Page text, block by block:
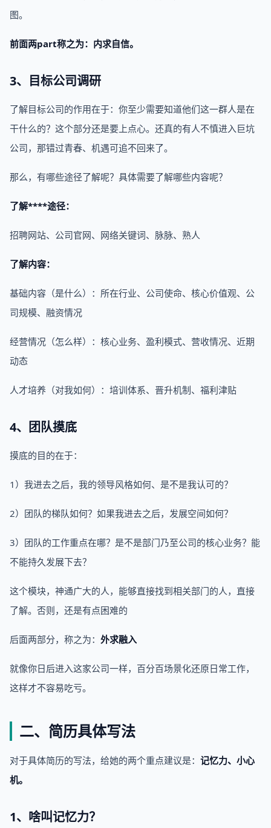
图。
前面两part称之为：内求自信。
3、目标公司调研
了解目标公司的作用在于：你至少需要知道他们这一群人是在
干什么的？这个部分还是要上点心。还真的有人不慎进入巨坑
公司，那错过青春、机遇可追不回来了。
那么，有哪些途径了解呢？具体需要了解哪些内容呢？
了解****途径：
招聘网站、公司官网、网络关键词、脉脉、熟人
了解内容：
基础内容（是什么）：所在行业、公司使命、核心价值观、公
司规模、融资情况
经营情况（怎么样）：核心业务、盈利模式、营收情况、近期
动态
人才培养（对我如何）：培训体系、晋升机制、福利津贴
4、团队摸底
摸底的目的在于：
1）我进去之后，我的领导风格如何、是不是我认可的？
2）团队的梯队如何？如果我进去之后，发展空间如何？
3）团队的工作重点在哪？是不是部门乃至公司的核心业务？能
不能持久发展下去？
这个模块，神通广大的人，能够直接找到相关部门的人，直接
了解。否则，还是有点困难的
后面两部分，称之为： 外求融入
就像你日后进入这家公司一样，百分百场景化还原日常工作，
这样才不容易吃亏。
二、简历具体写法
对于具体简历的写法，给她的两个重点建议是： 记忆力、小心
机。
1、啥叫记忆力？